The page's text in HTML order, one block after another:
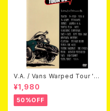
V.A. / Vans Warped Tour '0
3 (DVD)
¥1,980
50%OFF